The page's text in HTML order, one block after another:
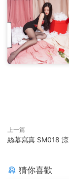
上一篇
絲慕寫真 SM018 涼
猜你喜歡